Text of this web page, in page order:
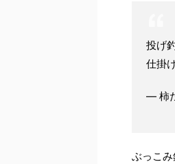
投げ
仕掛
— 柿
ぶっこ